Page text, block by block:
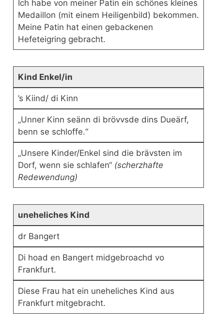
Ich habe von meiner Patin ein schönes kleines
Medaillon (mit einem Heiligenbild) bekommen.
Meine Patin hat einen gebackenen
Hefeteigring gebracht.
Kind Enkel/in
’s Kiind/ di Kinn
„Unner Kinn seänn di brövvsde dins Dueärf,
benn se schloffe.“
„Unsere Kinder/Enkel sind die brävsten im
Dorf, wenn sie schlafen“ (scherzhafte
Redewendung)
uneheliches Kind
dr Bangert
Di hoad en Bangert midgebroachd vo
Frankfurt.
Diese Frau hat ein uneheliches Kind aus
Frankfurt mitgebracht.